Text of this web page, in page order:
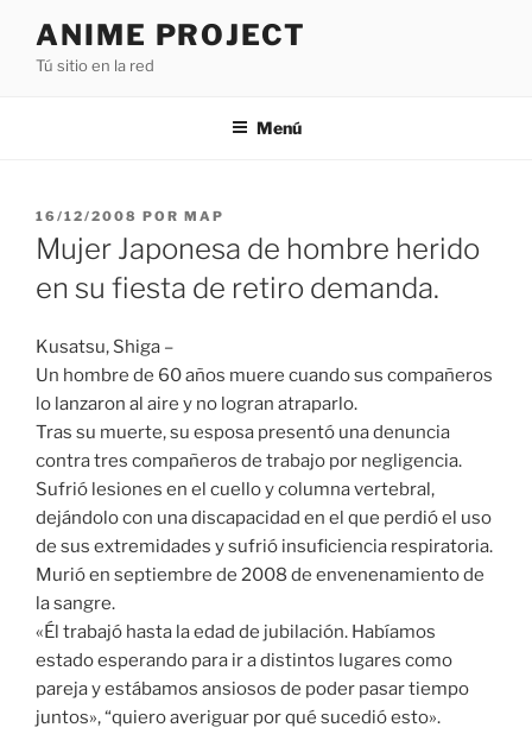
contenido
ANIME PROJECT
Tú sitio en la red
Menú
PUBLICADO
EL
16/12/2008 POR MAP
Mujer Japonesa de hombre herido
en su fiesta de retiro demanda.
Kusatsu, Shiga –
Un hombre de 60 años muere cuando sus compañeros
lo lanzaron al aire y no logran atraparlo.
Tras su muerte, su esposa presentó una denuncia
contra tres compañeros de trabajo por negligencia.
Sufrió lesiones en el cuello y columna vertebral,
dejándolo con una discapacidad en el que perdió el uso
de sus extremidades y sufrió insuficiencia respiratoria.
Murió en septiembre de 2008 de envenenamiento de
la sangre.
«Él trabajó hasta la edad de jubilación. Habíamos
estado esperando para ir a distintos lugares como
pareja y estábamos ansiosos de poder pasar tiempo
juntos», “quiero averiguar por qué sucedió esto».